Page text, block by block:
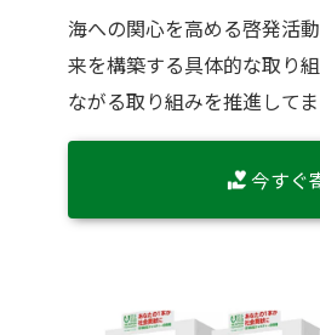
海への関心を高める啓発活
来を構築する具体的な取り
ながる取り組みを推進してま
今すぐ